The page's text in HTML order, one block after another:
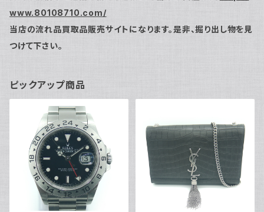
www.80108710.com/
当店の流れ品買取品販売サイトになります。是非、掘り出し物を見
つけて下さい。
ピックアップ商品